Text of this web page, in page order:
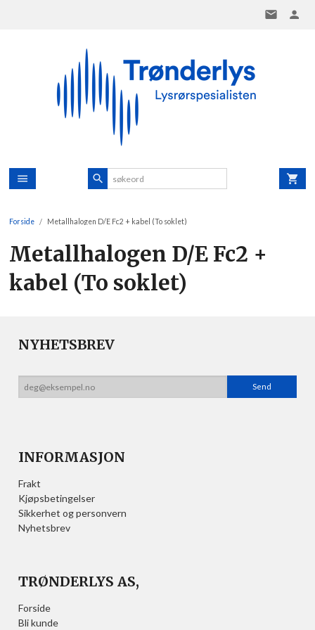
Forside Metallhalogen D/E Fc2 + kabel (To soklet)
Metallhalogen D/E Fc2 +
kabel (To soklet)
NYHETSBREV
INFORMASJON
Frakt
Kjøpsbetingelser
Sikkerhet og personvern
Nyhetsbrev
TRØNDERLYS AS,
Forside
Bli kunde